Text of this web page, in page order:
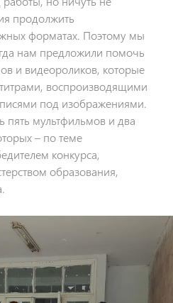
продолжить
форматах. Поэтому мы
нам предложили помочь
и видеороликов, которые
воспроизводящими
под изображениями.
пять мультфильмов и два
– по теме
конкурса,
образования,